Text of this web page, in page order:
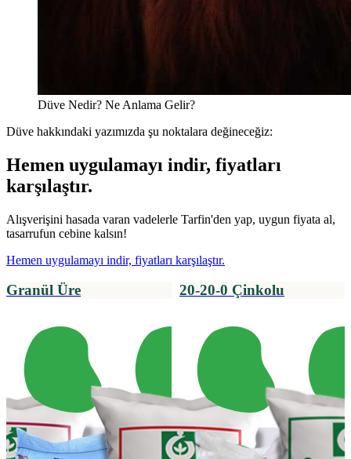
Düve Nedir? Ne Anlama Gelir?
Düve hakkındaki yazımızda şu noktalara değineceğiz:
Hemen uygulamayı indir, fiyatları
karşılaştır.
Alışverişini hasada varan vadelerle Tarfin'den yap, uygun fiyata al,
tasarrufun cebine kalsın!
Hemen uygulamayı indir, fiyatları karşılaştır.
Granül Üre 20-20-0 Çinkolu